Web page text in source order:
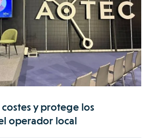
costes y protege los
operador local